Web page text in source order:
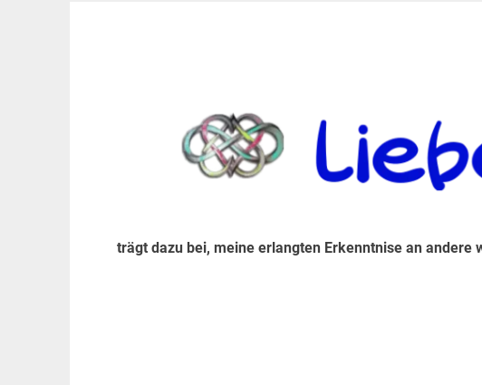
trägt dazu bei, meine erlangten Erkenntnise an